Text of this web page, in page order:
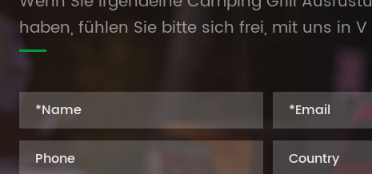
haben, fühlen Sie bitte sich frei, mit uns in V